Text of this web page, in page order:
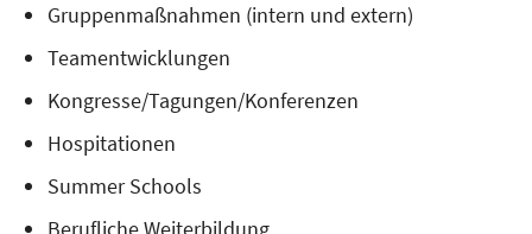
Gruppenmaßnahmen (intern und extern)
Teamentwicklungen
Kongresse/Tagungen/Konferenzen
Hospitationen
Summer Schools